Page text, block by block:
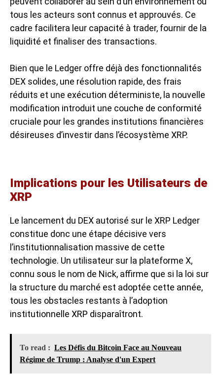
tous les acteurs sont connus et approuvés. Ce
cadre facilitera leur capacité à trader, fournir de la
liquidité et finaliser des transactions.
Bien que le Ledger offre déjà des fonctionnalités
DEX solides, une résolution rapide, des frais
réduits et une exécution déterministe, la nouvelle
modification introduit une couche de conformité
cruciale pour les grandes institutions financières
désireuses d’investir dans l’écosystème XRP.
Implications pour les Utilisateurs de
XRP
Le lancement du DEX autorisé sur le XRP Ledger
constitue donc une étape décisive vers
l’institutionnalisation massive de cette
technologie. Un utilisateur sur la plateforme X,
connu sous le nom de Nick, affirme que si la loi sur
la structure du marché est adoptée cette année,
tous les obstacles restants à l’adoption
institutionnelle XRP disparaîtront.
To read : Les Défis du Bitcoin Face au Nouveau
Régime de Trump : Analyse d'un Expert